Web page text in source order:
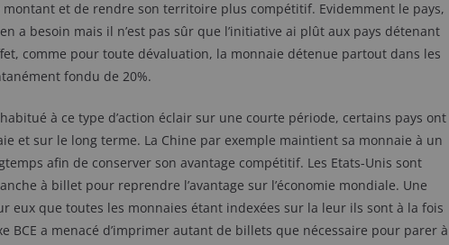
et de rendre son territoire plus compétitif. Evidemment le pays,
a besoin mais il n’est pas sûr que l’initiative ai plût aux pays détenant
comme pour toute dévaluation, la monnaie détenue partout dans les
fondu de 20%.
à ce type d’action éclair sur une courte période, certains pays ont
et sur le long terme. La Chine par exemple maintient sa monnaie à un
afin de conserver son avantage compétitif. Les Etats-Unis sont
à billet pour reprendre l’avantage sur l’économie mondiale. Une
eux que toutes les monnaies étant indexées sur la leur ils sont à la fois
BCE a menacé d’imprimer autant de billets que nécessaire pour parer à